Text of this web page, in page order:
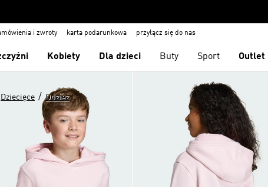
i zwroty karta podarunkowa przyłącz się do nas
Kobiety Dla dzieci Buty Sport Outlet
Dziecięce / Odzież